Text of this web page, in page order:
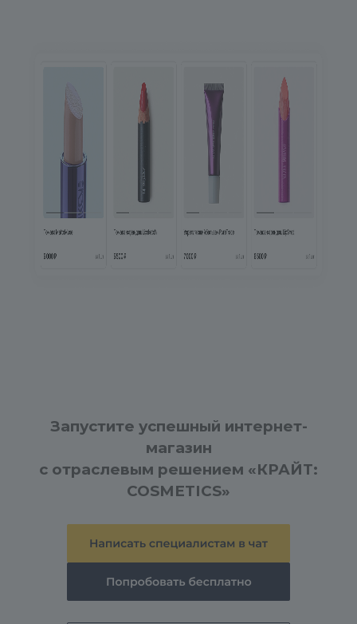
Запустите успешный интернет-
магазин
с отраслевым решением «КРАЙТ:
COSMETICS»